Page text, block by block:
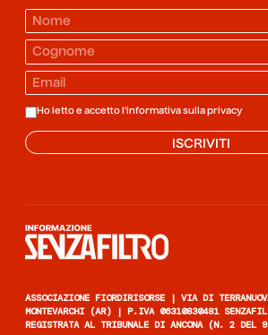
Ho letto e accetto l'informativa sulla privacy
ISCRIVITI
ASSOCIAZIONE FIORDIRISORSE | VIA DI
MONTEVARCHI (AR) | P.IVA 06310830481
REGISTRATA AL TRIBUNALE DI ANCONA (N. 2 DEL